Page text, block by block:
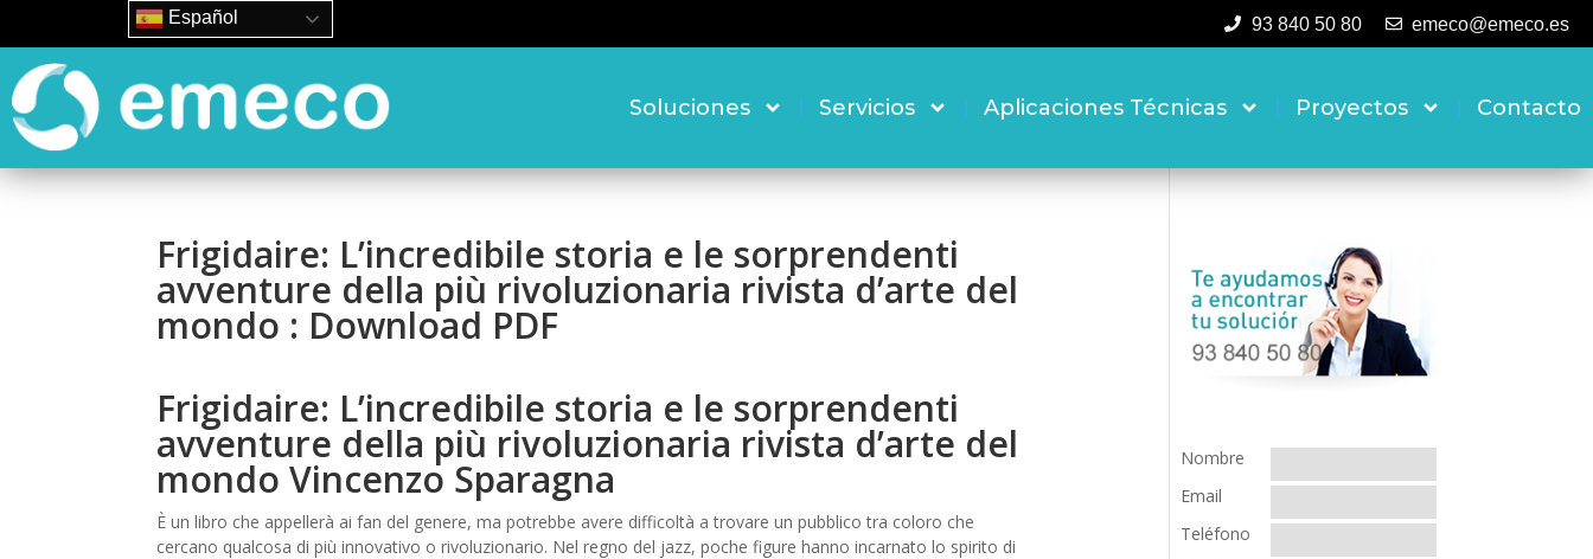
93 840 50 80 emeco@emeco.es
Soluciones Servicios Aplicaciones Técnicas Proyectos Contacto
Frigidaire: L’incredibile storia e le sorprendenti
avventure della più rivoluzionaria rivista d’arte del
mondo : Download PDF
Frigidaire: L’incredibile storia e le sorprendenti
avventure della più rivoluzionaria rivista d’arte del
mondo Vincenzo Sparagna
È un libro che appellerà ai fan del genere, ma potrebbe avere difficoltà a trovare un pubblico tra coloro che
cercano qualcosa di più innovativo o rivoluzionario. Nel regno del jazz, poche figure hanno incarnato lo spirito di
Nombre
Email
Teléfono
Español